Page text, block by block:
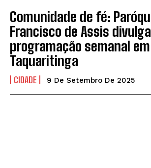
Comunidade de fé:
Francisco de Assis divulga
programação semanal em
Taquaritinga
CIDADE 9 De Setembro De 2025